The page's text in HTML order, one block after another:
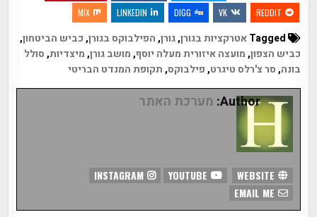
REDDIT
VK
DIGG
LINKEDIN
MIX
אטרקציות בגורן,גורן,הפילבוקס בגורן,כביש הביטחון,
כביש הצפון,מועצה איזורית מעלה יוסף,מושב גורן,מיצדיות,סולל
בונה,סר צ'רלס טיגרט,פילבוקס,תקופת המנדט הבריטי
Author: מערכת האתר
INSTAGRAM